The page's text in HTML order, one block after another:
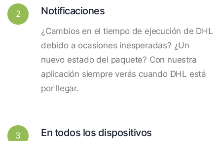
2 Notificaciones
¿Cambios en el tiempo de ejecución de DHL
debido a ocasiones inesperadas? ¿Un
nuevo estado del paquete? Con nuestra
aplicación siempre verás cuando DHL está
por llegar.
3 En todos los dispositivos